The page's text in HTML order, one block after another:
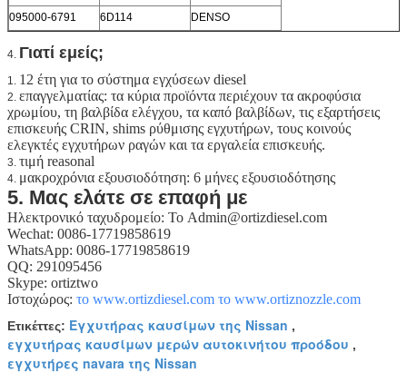
095000-6791
6D114 DENSO
4. Γιατί εμείς;
1. 12 έτη για το σύστημα εγχύσεων diesel
2. επαγγελματίας: τα κύρια προϊόντα περιέχουν τα ακροφύσια
χρωμίου, τη βαλβίδα ελέγχου, τα καπό βαλβίδων, τις εξαρτήσεις
επισκευής CRIN, shims ρύθμισης εγχυτήρων, τους κοινούς
ελεγκτές εγχυτήρων ραγών και τα εργαλεία επισκευής.
3. τιμή reasonal
4. μακροχρόνια εξουσιοδότηση: 6 μήνες εξουσιοδότησης
5. Μας ελάτε σε επαφή με
Ηλεκτρονικό ταχυδρομείο: Το Admin@ortizdiesel.com
Wechat: 0086-17719858619
WhatsApp: 0086-17719858619
QQ: 291095456
Skype: ortiztwo
Ιστοχώρος: το www.ortizdiesel.com το www.ortiznozzle.com
Ετικέττες: Εγχυτήρας καυσίμων της Nissan ,
εγχυτήρας καυσίμων μερών αυτοκινήτου προόδου ,
εγχυτήρες navara της Nissan